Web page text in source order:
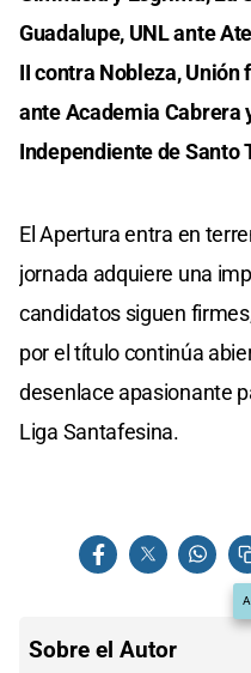
Guadalupe, UNL ante
II contra Nobleza, Unión
ante Academia Cabrera
Independiente de Santo
El Apertura entra en
jornada adquiere una
candidatos siguen
por el título continúa
desenlace apasionante
Liga Santafesina.
Sobre el Autor